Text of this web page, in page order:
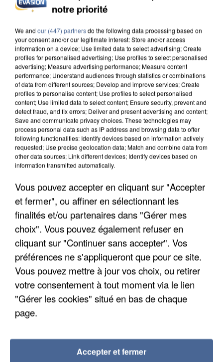
APRÈS TOUTES CES CANICULES, LES REFUGES
L’UN DES FONDATEURS SUPPOSÉS DE LA DZ
MAFIA INTERPELLÉ EN ALGÉRIE
notre priorité
We and our (447) partnersdo the following data processing based on
your consent and/or our legitimate interest: Store and/or access
information on a device; Use limited data to select advertising; Create
profiles for personalised advertising; Use profiles to select personalised
advertising; Measure advertising performance; Measure content
performance; Understand audiences through statistics or combinations
of data from different sources; Develop and improve services; Create
profiles to personalise content; Use profiles to select personalised
content; Use limited data to select content; Ensure security, prevent and
detect fraud, and fix errors; Deliver and present advertising and content;
Save and communicate privacy choices. These technologies may
process personal data such as IP address and browsing data to offer
following functionalities: Identify devices based on information actively
requested; Use precise geolocation data; Match and combine data from
other data sources; Link different devices; Identify devices based on
information transmitted automatically.
Vous pouvez accepter en cliquant sur "Accepter
et fermer", ou affiner en sélectionnant les
finalités et/ou partenaires dans "Gérer mes
choix". Vous pouvez également refuser en
cliquant sur "Continuer sans accepter". Vos
préférences ne s'appliqueront que pour ce site.
Vous pouvez mettre à jour vos choix, ou retirer
votre consentement à tout moment via le lien
"Gérer les cookies" situé en bas de chaque
page.
Accepter et fermer